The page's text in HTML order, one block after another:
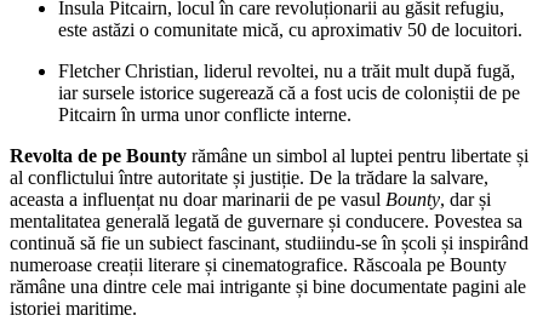
Insula Pitcairn, locul în care revoluționarii au găsit refugiu,
este astăzi o comunitate mică, cu aproximativ 50 de locuitori.
Fletcher Christian, liderul revoltei, nu a trăit mult după fugă,
iar sursele istorice sugerează că a fost ucis de coloniștii de pe
Pitcairn în urma unor conflicte interne.
Revolta de pe Bounty rămâne un simbol al luptei pentru libertate și
al conflictului între autoritate și justiție. De la trădare la salvare,
aceasta a influențat nu doar marinarii de pe vasul Bounty, dar și
mentalitatea generală legată de guvernare și conducere. Povestea sa
continuă să fie un subiect fascinant, studiindu-se în școli și inspirând
numeroase creații literare și cinematografice. Răscoala pe Bounty
rămâne una dintre cele mai intrigante și bine documentate pagini ale
istoriei maritime.